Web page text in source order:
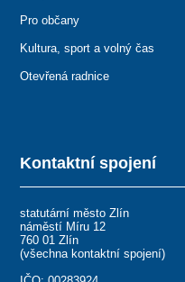
Kontaktní spojení
statutární město Zlín
náměstí Míru 12
760 01 Zlín
(všechna kontaktní spojení)
Pro občany
Kultura, sport a volný čas
Otevřená radnice